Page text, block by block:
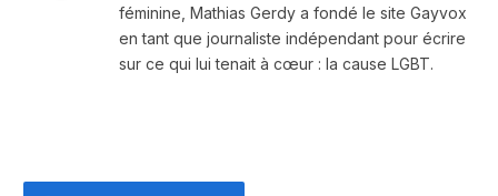
féminine, Mathias Gerdy a fondé le site Gayvox
en tant que journaliste indépendant pour écrire
sur ce qui lui tenait à cœur : la cause LGBT.